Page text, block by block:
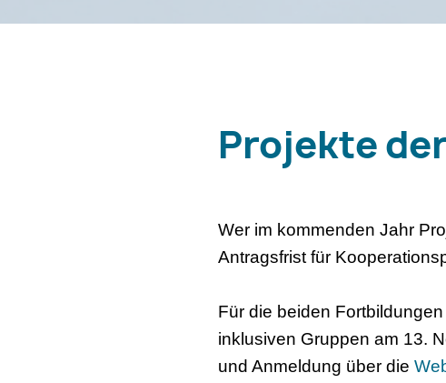
Projekte der
Wer im kommenden Jahr
Antragsfrist für
Für die beiden
inklusiven Gruppen am 13.
und Anmeldung über die